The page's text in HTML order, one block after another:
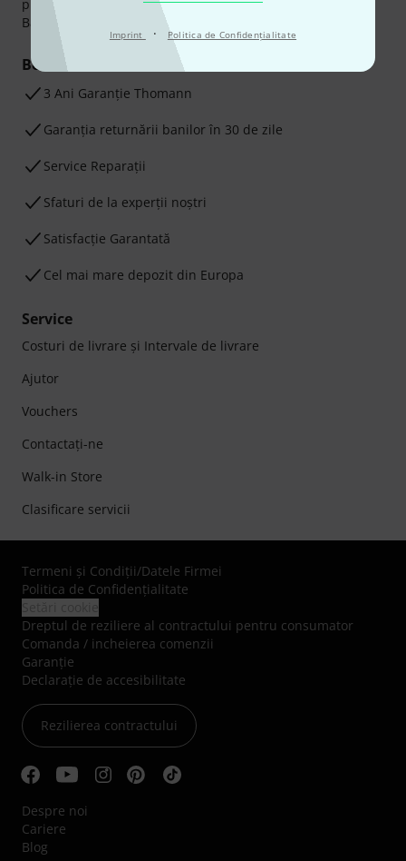
Imprint · Politica de Confidenţialitate
plata se poate efectua în siguranță cu Ramburs, Transfer
Bancar sau Card de credit.
Beneficiile tale
3 Ani Garanție Thomann
Garanţia returnării banilor în 30 de zile
Service Reparații
Sfaturi de la experții noștri
Satisfacție Garantată
Cel mai mare depozit din Europa
Service
Costuri de livrare şi Intervale de livrare
Ajutor
Vouchers
Contactaţi-ne
Walk-in Store
Clasificare servicii
Termeni şi Condiţii/Datele Firmei
Politica de Confidenţialitate
Dreptul de reziliere al contractului pentru consumator
Comanda / incheierea comenzii
Garanție
Declarație de accesibilitate
Rezilierea contractului
Despre noi
Cariere
Blog